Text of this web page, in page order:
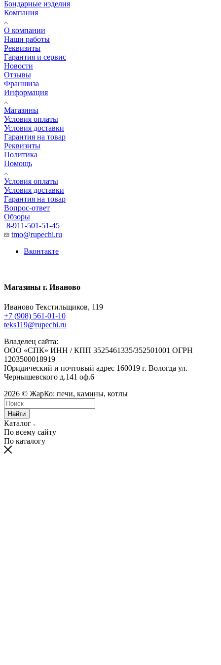
Бондарные изделия
Компания
О компании
Наши работы
Реквизиты
Гарантия и сервис
Новости
Отзывы
Франшиза
Информация
Магазины
Условия оплаты
Условия доставки
Гарантия на товар
Реквизиты
Политика
Помощь
Условия оплаты
Условия доставки
Гарантия на товар
Вопрос-ответ
Обзоры
8-911-501-51-45
tmo@rupechi.ru
Вконтакте
Магазины г. Иваново
Иваново Текстильщиков, 119
+7 (908) 561-01-10
teks119@rupechi.ru
Владелец сайта:
ООО «СПК» ИНН / КПП 3525461335/352501001 ОГРН
1203500018919
Юридический и почтовый адрес 160019 г. Вологда ул.
Чернышевского д.141 оф.6
2026 © ЖарКо: печи, камины, котлы
Найти
Каталог
По всему сайту
По каталогу